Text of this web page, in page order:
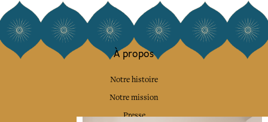
À propos
Notre histoire
Notre mission
Presse